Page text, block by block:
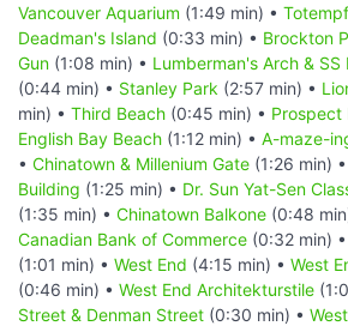
Vancouver Aquarium (1:49 min) •
Deadman's Island (0:33 min) • Brockton
Gun (1:08 min) • Lumberman's Arch &
(0:44 min) • Stanley Park (2:57 min) •
min) • Third Beach (0:45 min) • Prospect
English Bay Beach (1:12 min) • A-maze-
• Chinatown & Millenium Gate (1:26 min) •
Building (1:25 min) • Dr. Sun Yat-Sen
(1:35 min) • Chinatown Balkone (0:48
Canadian Bank of Commerce (0:32 min) •
(1:01 min) • West End (4:15 min) • West
(0:46 min) • West End Architekturstile
Street & Denman Street (0:30 min) •